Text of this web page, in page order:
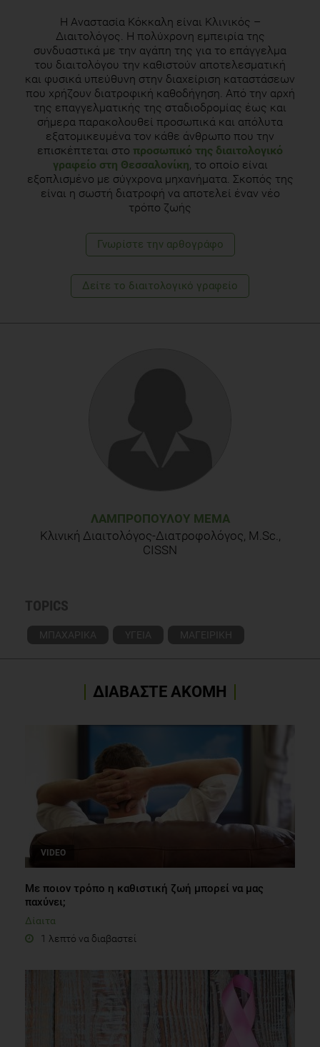
plants. Pharmaceutical Biology (Formerly International
Journal of Pharmacognosy), Volume 49, Number 3, March
2011 , pp. 290-295(6)
Dearlove RP, Greenspan P, Hartle DK, Swanson RB, Hargrove
JL. Inhibition of protein glycation by extracts of culinary
herbs and spices. J Med Food. 2008 Jun;11(2):275-81
McCormick Science Institute for Health. Learn about 12
spices and herbs used in the U.S. cuisine. Retrieved April 14,
2012, from
http://www.mccormickscienceinstitute.com/content.cfm?
Ulbricht C, Conquer J, Costa D, Hollands W, Iannuzzi C, Isaac
R, Jordan JK, Ledesma N, Ostroff C, Serrano JM, Shaffer MD,
Saffron (Crocus sativus) by the Natural Standard Research
Collaboration. J Diet Suppl. 2011 Mar;8(1):58-114.
Η Αναστασία Κόκκαλη είναι Κλινικός –
Διαιτολόγος. Η πολύχρονη εμπειρία της
συνδυαστικά με την αγάπη της για το επάγγελμα
του διαιτολόγου την καθιστούν αποτελεσματική
και φυσικά υπεύθυνη στην διαχείριση καταστάσεων
που χρήζουν διατροφική καθοδήγηση. Από την αρχή
της επαγγελματικής της σταδιοδρομίας έως και
σήμερα παρακολουθεί προσωπικά και απόλυτα
εξατομικευμένα τον κάθε άνθρωπο που την
επισκέπτεται στο προσωπικό της διαιτολογικό
γραφείο στη Θεσσαλονίκη, το οποίο είναι
εξοπλισμένο με σύγχρονα μηχανήματα. Σκοπός της
είναι η σωστή διατροφή να αποτελεί έναν νέο
τρόπο ζωής
Γνωρίστε την αρθογράφο
Δείτε το διαιτολογικό γραφείο
ΛΑΜΠΡΟΠΟΎΛΟΥ ΜΈΜΑ
Κλινική Διαιτολόγος-Διατροφολόγος, M.Sc.,
CISSN
TOPICS
ΜΠΑΧΑΡΙΚΑ ΥΓΕΙΑ ΜΑΓΕΙΡΙΚΗ
ΔΙΑΒΑΣΤΕ ΑΚΟΜΗ
VIDEO
Με ποιον τρόπο η καθιστική ζωή μπορεί να μας
παχύνει;
Δίαιτα
1 λεπτό να διαβαστεί